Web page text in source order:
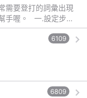
需要登打的詞彙出現
一.設定步
6109
6809